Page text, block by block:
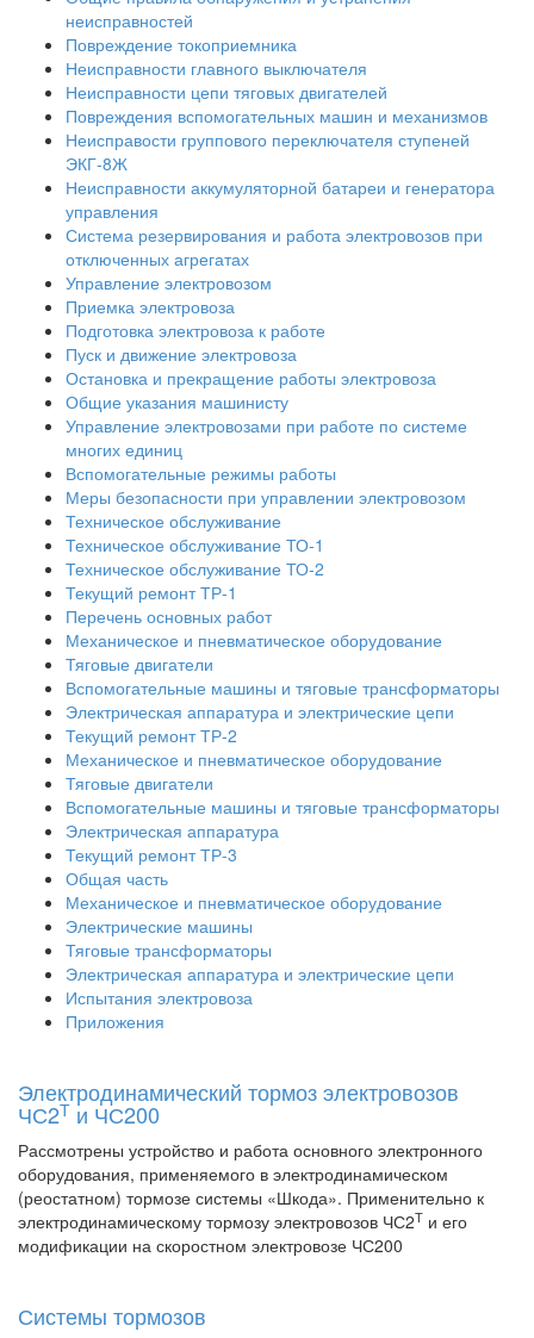
неисправностей
Повреждение токоприемника
Неисправности главного выключателя
Неисправности цепи тяговых двигателей
Повреждения вспомогательных машин и механизмов
Неисправости группового переключателя ступеней
ЭКГ-8Ж
Неисправности аккумуляторной батареи и генератора
управления
Система резервирования и работа электровозов при
отключенных агрегатах
Управление электровозом
Приемка электровоза
Подготовка электровоза к работе
Пуск и движение электровоза
Остановка и прекращение работы электровоза
Общие указания машинисту
Управление электровозами при работе по системе
многих единиц
Вспомогательные режимы работы
Меры безопасности при управлении электровозом
Техническое обслуживание
Техническое обслуживание ТО-1
Техническое обслуживание ТО-2
Текущий ремонт ТР-1
Перечень основных работ
Механическое и пневматическое оборудование
Тяговые двигатели
Вспомогательные машины и тяговые трансформаторы
Электрическая аппаратура и электрические цепи
Текущий ремонт ТР-2
Механическое и пневматическое оборудование
Тяговые двигатели
Вспомогательные машины и тяговые трансформаторы
Электрическая аппаратура
Текущий ремонт ТР-3
Общая часть
Механическое и пневматическое оборудование
Электрические машины
Тяговые трансформаторы
Электрическая аппаратура и электрические цепи
Испытания электровоза
Приложения
Электродинамический тормоз электровозов
ЧС2Т и ЧС200
Рассмотрены устройство и работа основного электронного
оборудования, применяемого в электродинамическом
(реостатном) тормозе системы «Шкода». Применительно к
электродинамическому тормозу электровозов ЧС2Т и его
модификации на скоростном электровозе ЧС200
Системы тормозов